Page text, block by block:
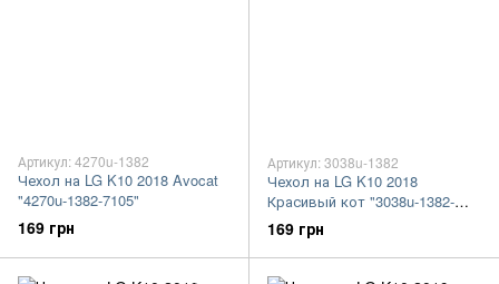
Артикул: 4270u-1382
Чехол на LG K10 2018 Avocat
"4270u-1382-7105"
169 грн
Артикул: 3038u-1382
Чехол на LG K10 2018
Красивый кот "3038u-1382-
7105"
169 грн